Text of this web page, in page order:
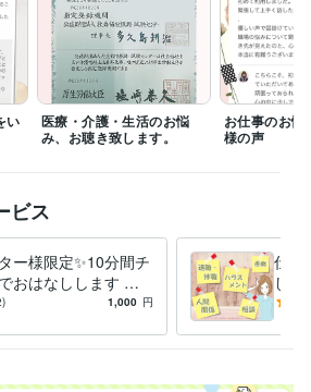
できませんが、
にご案内させて
あるかも
致しますので
ばと思います。
/ アドバイザー 経験年数 : 7年
(社会)保健福祉士の役割について 精神科病院
は
介護施設で過ごす高齢者の現状と未来
い
医療・介護・生活のお悩
み、お聴き致します。
お仕事のお
様の声
ビス
ー様限定✨10分間チ
おはなしします リ
様へ。ちょっと話し
1,000 円
仕事
し
した